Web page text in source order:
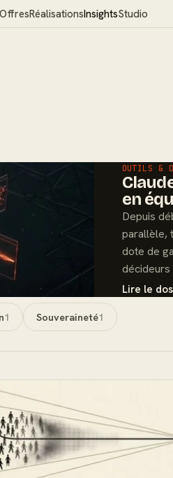
OffresRéalisationsInsightsStudio
OUTILS &
en
Depuis
parallèle,
dote de
décideurs
Lire le
1 Souveraineté1